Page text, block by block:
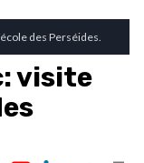
des Perséides.
visite